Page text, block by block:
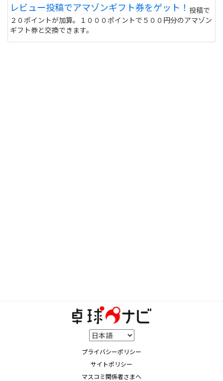
レビュー投稿でアマゾンギフト券をゲット！ 投稿で
２０ポイントが加算。１０００ポイントで５００円分のアマゾン
ギフト券と交換できます。
プライバシーポリシー
サイトポリシー
マスコミ関係者さまへ